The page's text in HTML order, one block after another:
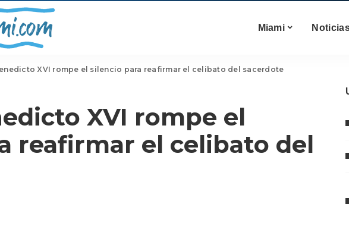
Miami
XVI rompe el silencio para reafirmar el celibato del sacerdote
XVI rompe el
reafirmar el celibato del